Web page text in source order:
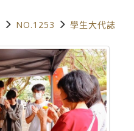
NO.1253 學生大代誌